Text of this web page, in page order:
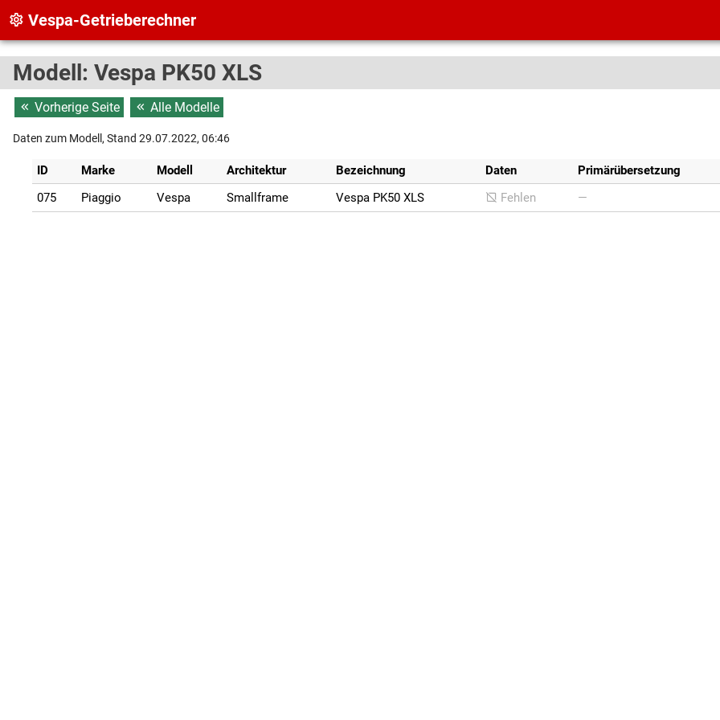
Vespa-Getrieberechner
Modell: Vespa PK50 XLS
Vorherige Seite Alle Modelle
Daten zum Modell, Stand 29.07.2022, 06:46
ID Marke Modell Architektur Bezeichnung Daten Primärübersetzung
075
Piaggio Vespa Smallframe Vespa PK50 XLS Fehlen —